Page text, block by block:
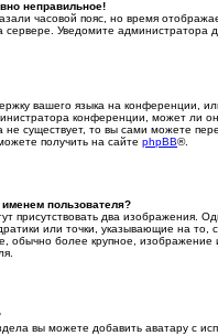
неправильное!
часовой пояс, но время
сервере. Уведомите администратора
вашего языка на конференции,
конференции, может ли
не существует, то вы сами можете
получить на сайте phpBB®.
пользователя?
присутствовать два изображения.
или точки, указывающие на то,
обычно более крупное, изображение
вы можете добавить аватару с